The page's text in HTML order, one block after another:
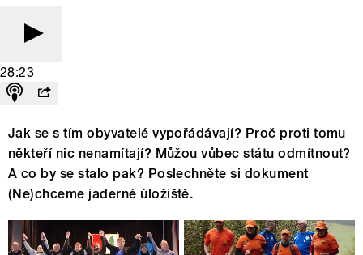
28:23
Jak se s tím obyvatelé vypořádávají? Proč proti tomu
někteří nic nenamítají? Můžou vůbec státu odmítnout?
A co by se stalo pak? Poslechněte si dokument
(Ne)chceme jaderné úložiště.